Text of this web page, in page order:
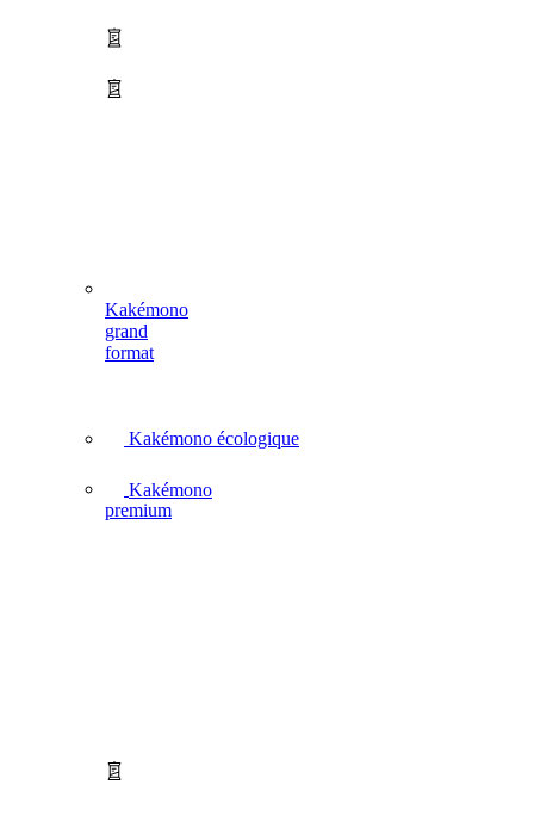
Kakémono
premium
Kakémono
grand
format
Kakémono écologique